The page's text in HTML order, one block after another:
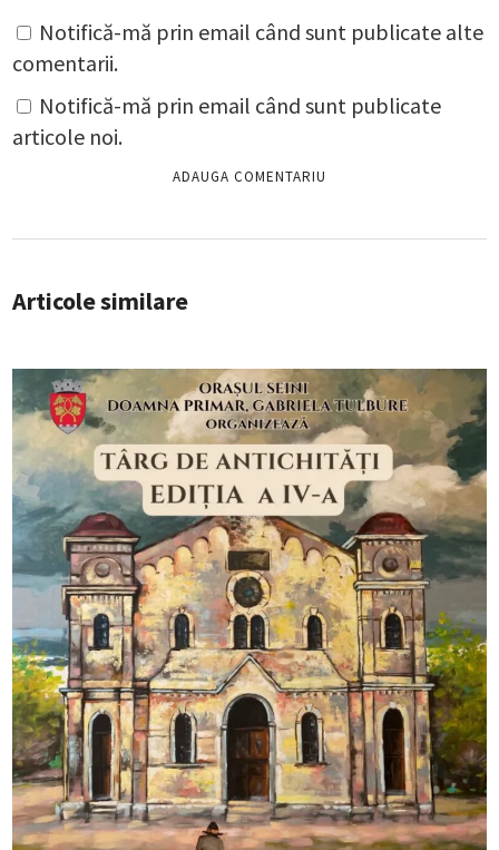
Notifică-mă prin email când sunt publicate alte
comentarii.
Notifică-mă prin email când sunt publicate
articole noi.
Articole similare